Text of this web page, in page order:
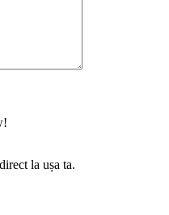
la ușa ta.